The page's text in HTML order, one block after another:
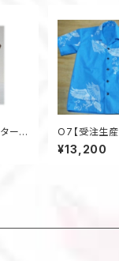
ーバ
O7【受注生
メイクアロハ
ュラーオーダー
¥13,200